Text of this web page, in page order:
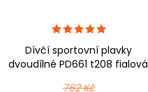
Dívčí sportovní plavky
dvoudílné PD661 t208 fialová
762 Kč